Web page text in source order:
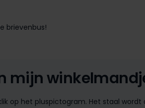
brievenbus!
mijn
op het pluspictogram. Het staal